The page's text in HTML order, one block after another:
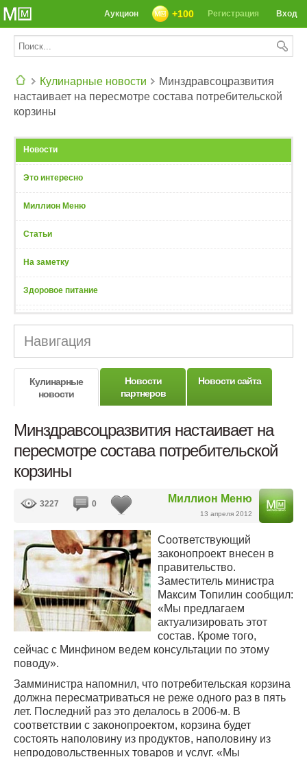
Вход
Регистрация
+100
Аукцион
Кулинарные новости
Минздравсоцразвития
настаивает на пересмотре состава потребительской
корзины
Новости
Это интересно
Миллион Меню
Статьи
На заметку
Здоровое питание
Навигация
Кулинарные
новости
Новости
партнеров
Новости сайта
Минздравсоцразвития настаивает на
пересмотре состава потребительской
корзины
Миллион Меню
13 апреля 2012
3227 0
Соответствующий
законопроект внесен в
правительство.
Заместитель министра
Максим Топилин сообщил:
«Мы предлагаем
актуализировать этот
состав. Кроме того,
сейчас с Минфином ведем консультации по этому
поводу».
Замминистра напомнил, что потребительская корзина
должна пересматриваться не реже одного раз в пять
лет. Последний раз это делалось в 2006-м. В
соответствии с законопроектом, корзина будет
состоять наполовину из продуктов, наполовину из
непродовольственных товаров и услуг. «Мы